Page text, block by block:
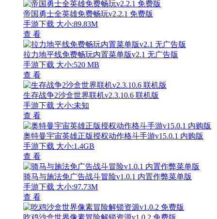
帝国勇士全英雄免费畅玩v2.2.1 免费版
手游下载 大小:89.83M
查 看
拉力地平线免费畅玩内置菜单版v2.1 无广告版
手游下载 大小:520 MB
查 看
生存战争2沙盒世界联机v2.3.10.6 联机版
手游下载 大小:未知
查 看
奥特曼宇宙英雄正版授权动作格斗手游v15.0.1 内购版
手游下载 大小:1.4GB
查 看
骑马与施法免广告战斗冒险v1.0.1 内置作弊菜单版
手游下载 大小:97.73M
查 看
吃鸡沙盒世界像素冒险解锁资源v1.0.2 免费版